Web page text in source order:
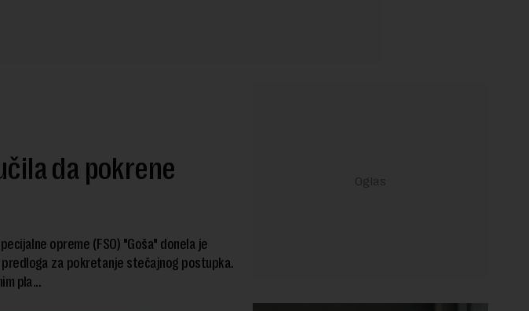
da pokrene
opreme (FSO) "Goša" donela je
za pokretanje stečajnog postupka.
pla...